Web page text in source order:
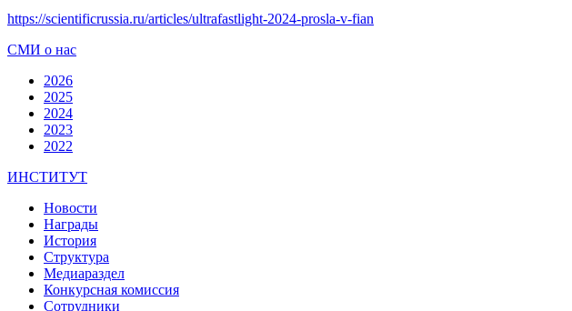
https://scientificrussia.ru/articles/ultrafastlight-2024-prosla-v-fian
СМИ о нас
2026
2025
2024
2023
2022
ИНСТИТУТ
Новости
Награды
История
Структура
Медиараздел
Конкурсная комиссия
Сотрудники